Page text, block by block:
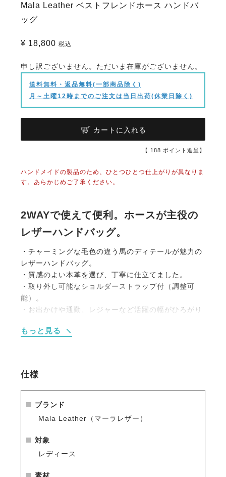
Mala Leather ベストフレンドホース ハンドバ
ッグ
¥ 18,800 税込
申し訳ございません。ただいま在庫がございません。
送料無料・返品無料(一部商品除く)
月～土曜12時までのご注文は当日出荷(休業日除く)
カートに入れる
【 188 ポイント進呈】
ハンドメイドの製品のため、ひとつひとつ仕上がりが異なりま
す。あらかじめご了承ください。
2WAYで使えて便利。ホースが主役の
レザーハンドバッグ。
・チャーミングな毛色の違う馬のディテールが魅力の
レザーハンドバッグ。
・質感のよい本革を選び、丁寧に仕立てました。
・取り外し可能なショルダーストラップ付（調整可
能）。
・お出かけや通勤、レジャーなど活躍の幅がひろがり
・ジップ開閉。
・オリジナルファブリックケース付き。
もっと見る
仕様
ブランド
Mala Leather（マーラレザー）
対象
レディース
素材